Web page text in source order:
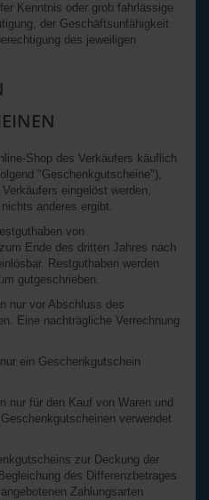
Kenntnis oder grob fahrlässige
der Geschäftsunfähigkeit
des jeweiligen
Shop des Verkäufers käuflich
"Geschenkgutscheine"),
eingelöst werden,
anderes ergibt.
von
Ende des dritten Jahres nach
Restguthaben werden
gutgeschrieben.
nur vor Abschluss des
Eine nachträgliche Verrechnung
ein Geschenkgutschein
nur für den Kauf von Waren und
verwendet
zur Deckung der
des Differenzbetrages
Zahlungsarten